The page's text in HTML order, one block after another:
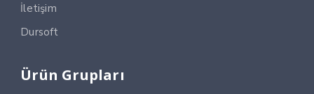
İletişim
Dursoft
Ürün Grupları